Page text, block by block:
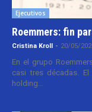
Ejecutivos
Roemmers: fin
Cristina Kroll - 20/05/
En el grupo
casi tres décadas.
holding...